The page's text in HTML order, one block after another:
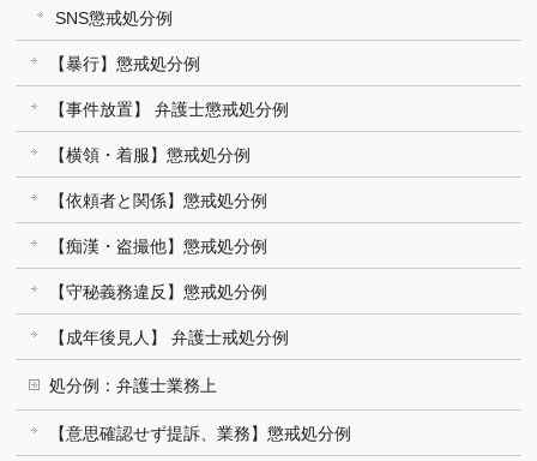
SNS懲戒処分例
【暴行】懲戒処分例
【事件放置】 弁護士懲戒処分例
【横領・着服】懲戒処分例
【依頼者と関係】懲戒処分例
【痴漢・盗撮他】懲戒処分例
【守秘義務違反】懲戒処分例
【成年後見人】 弁護士戒処分例
処分例：弁護士業務上
【意思確認せず提訴、業務】懲戒処分例